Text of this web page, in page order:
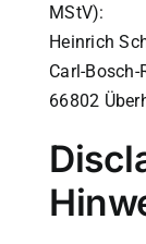
MStV):
Heinrich
Carl-Bosch-
66802